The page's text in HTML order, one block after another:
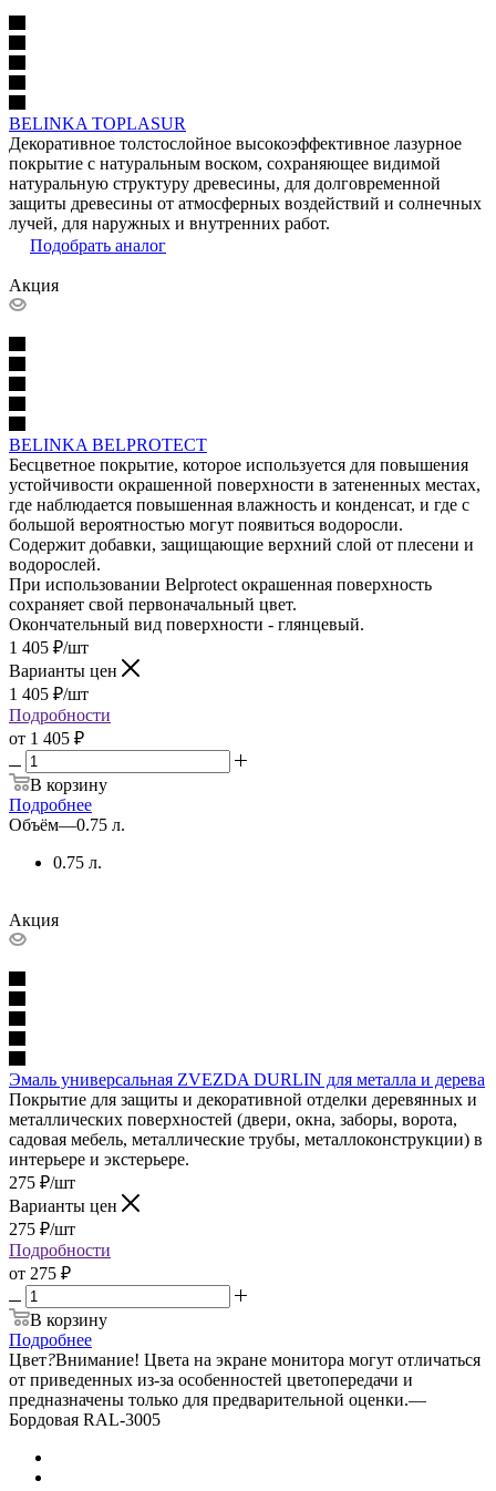
BELINKA TOPLASUR
Декоративное толстослойное высокоэффективное лазурное
покрытие с натуральным воском, сохраняющее видимой
натуральную структуру древесины, для долговременной
защиты древесины от атмосферных воздействий и солнечных
лучей, для наружных и внутренних работ.
Подобрать аналог
Акция
BELINKA BELPROTECT
Бесцветное покрытие, которое используется для повышения
устойчивости окрашенной поверхности в затененных местах,
где наблюдается повышенная влажность и конденсат, и где с
большой вероятностью могут появиться водоросли.
Содержит добавки, защищающие верхний слой от плесени и
водорослей.
При использовании Belprotect окрашенная поверхность
сохраняет свой первоначальный цвет.
Окончательный вид поверхности - глянцевый.
1 405 ₽/шт
Варианты цен
1 405 ₽/шт
Подробности
от 1 405 ₽
В корзину
Подробнее
Объём—0.75 л.
0.75 л.
Акция
Эмаль универсальная ZVEZDA DURLIN для металла и дерева
Покрытие для защиты и декоративной отделки деревянных и
металлических поверхностей (двери, окна, заборы, ворота,
садовая мебель, металлические трубы, металлоконструкции) в
интерьере и экстерьере.
275 ₽/шт
Варианты цен
275 ₽/шт
Подробности
от 275 ₽
В корзину
Подробнее
Цвет?Внимание! Цвета на экране монитора могут отличаться
от приведенных из-за особенностей цветопередачи и
предназначены только для предварительной оценки.—
Бордовая RAL-3005